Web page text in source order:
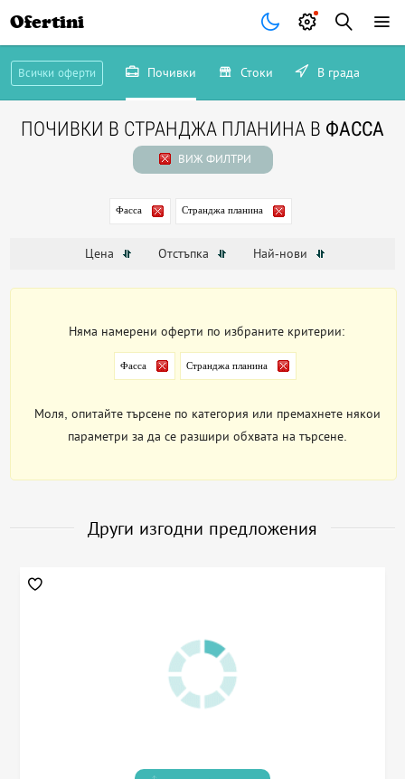
Ofertini
Всички оферти Почивки Стоки В града
ПОЧИВКИ В СТРАНДЖА ПЛАНИНА В ФАССА
ВИЖ ФИЛТРИ
Фасса Странджа планина
Цена Отстъпка Най-нови
Няма намерени оферти по избраните критерии:
Фасса Странджа планина
Моля, опитайте търсене по категория или премахнете някои
параметри за да се разшири обхвата на търсене.
Други изгодни предложения